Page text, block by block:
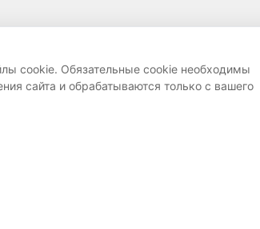
cookie. Обязательные cookie необходимы
сайта и обрабатываются только с вашего